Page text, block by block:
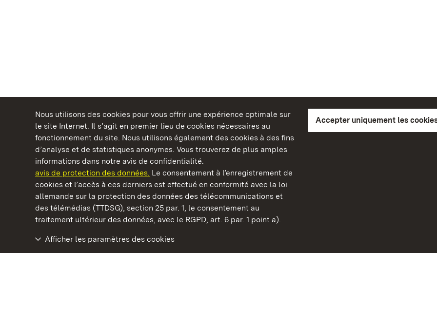
Nous utilisons des cookies pour vous offrir une expérience optimale sur
le site Internet. Il s’agit en premier lieu de cookies nécessaires au
fonctionnement du site. Nous utilisons également des cookies à des fins
d’analyse et de statistiques anonymes. Vous trouverez de plus amples
informations dans notre avis de confidentialité.
avis de protection des données. Le consentement à l’enregistrement de
cookies et l’accès à ces derniers est effectué en conformité avec la loi
allemande sur la protection des données des télécommunications et
des télémédias (TTDSG), section 25 par. 1, le consentement au
traitement ultérieur des données, avec le RGPD, art. 6 par. 1 point a).
Accepter uniquement les
Afficher les paramètres des cookies
Châteaux et jardins publics du Bade-Wurtemberg
Château résidentiel d' Urach
BITV-konform (geprüfte